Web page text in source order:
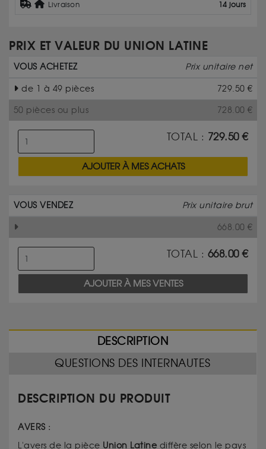
Livraison 14 jours
PRIX ET VALEUR DU UNION LATINE
VOUS ACHETEZ Prix unitaire net
de 1 à 49 pièces 729.50 €
50 pièces ou plus 728.00 €
TOTAL : 729.50€
AJOUTER À MES ACHATS
VOUS VENDEZ Prix unitaire brut
668.00 €
TOTAL : 668.00€
AJOUTER À MES VENTES
DESCRIPTION
QUESTIONS DES INTERNAUTES
DESCRIPTION DU PRODUIT
AVERS :
L'avers de la pièce Union Latine diffère selon le pays